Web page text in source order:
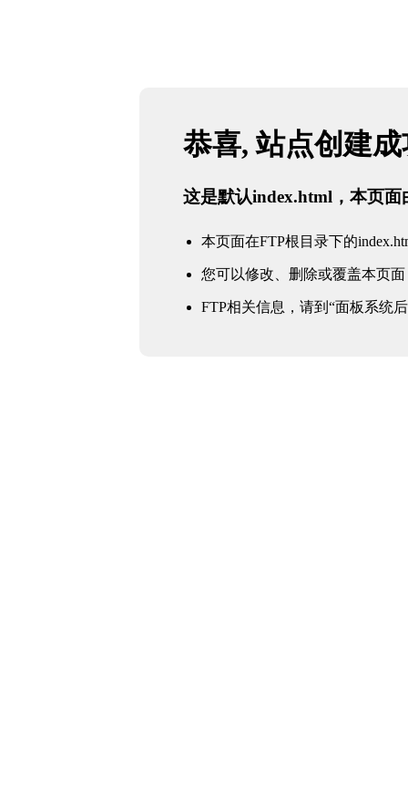
恭喜, 站点创建
这是默认index.html，本页面
本页面在FTP根目录下的
您可以修改、删除或覆盖本页面
FTP相关信息，请到“面板系统